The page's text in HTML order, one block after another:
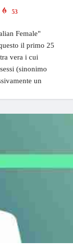
53
Female"
il primo 25
vera i cui
(sinonimo
un